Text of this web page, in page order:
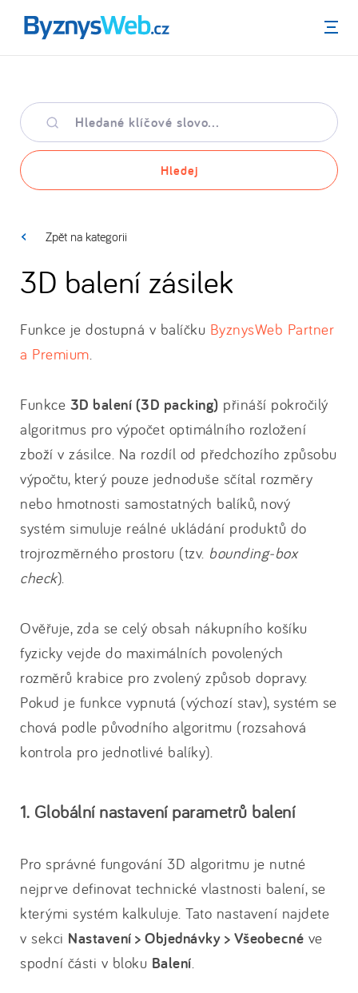
Menu
Hledané
klíčové
slovo
Hledej
Zpět na kategorii
3D balení zásilek
Funkce je dostupná v balíčku ByznysWeb Partner
a Premium.
Funkce 3D balení (3D packing) přináší pokročilý
algoritmus pro výpočet optimálního rozložení
zboží v zásilce. Na rozdíl od předchozího způsobu
výpočtu, který pouze jednoduše sčítal rozměry
nebo hmotnosti samostatných balíků, nový
systém simuluje reálné ukládání produktů do
trojrozměrného prostoru (tzv. bounding-box
check).
Ověřuje, zda se celý obsah nákupního košíku
fyzicky vejde do maximálních povolených
rozměrů krabice pro zvolený způsob dopravy.
Pokud je funkce vypnutá (výchozí stav), systém se
chová podle původního algoritmu (rozsahová
kontrola pro jednotlivé balíky).
1. Globální nastavení parametrů balení
Pro správné fungování 3D algoritmu je nutné
nejprve definovat technické vlastnosti balení, se
kterými systém kalkuluje. Tato nastavení najdete
v sekci Nastavení > Objednávky > Všeobecné ve
spodní části v bloku Balení.